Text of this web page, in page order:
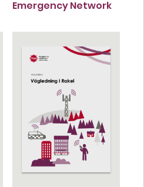
Emergency Network